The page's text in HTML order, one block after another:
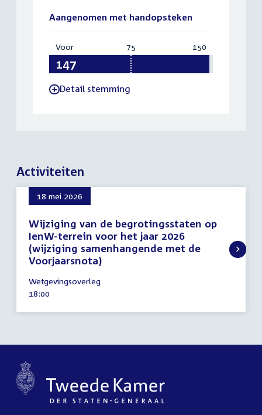
Aangenomen met handopsteken
Voor:
147
75 150
-Detail stemming
Activiteiten
18 mei 2026
Wijziging van de begrotingsstaten op
IenW-terrein voor het jaar 2026
(wijziging samenhangende met de
Voorjaarsnota)
mei
2026
Wetgevingsoverleg
Tijd
18:00